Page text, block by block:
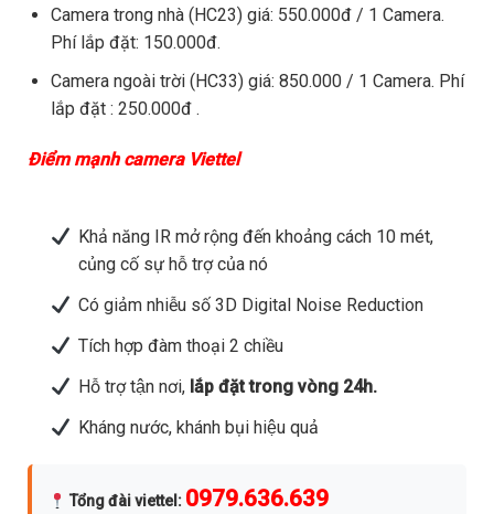
Camera trong nhà (HC23) giá: 550.000đ / 1 Camera.
Phí lắp đặt: 150.000đ.
Camera ngoài trời (HC33) giá: 850.000 / 1 Camera. Phí
lắp đặt : 250.000đ .
Điểm mạnh camera Viettel
Khả năng IR mở rộng đến khoảng cách 10 mét,
củng cố sự hỗ trợ của nó
Có giảm nhiễu số 3D Digital Noise Reduction
Tích hợp đàm thoại 2 chiều
Hỗ trợ tận nơi,lắp đặt trong vòng 24h.
Kháng nước, khánh bụi hiệu quả
Tổng đài viettel : 0979.636.639